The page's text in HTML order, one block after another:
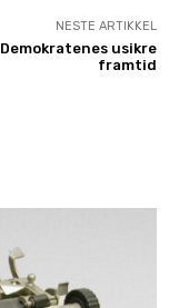
NESTE ARTIKKEL
Demokratenes usikre
framtid